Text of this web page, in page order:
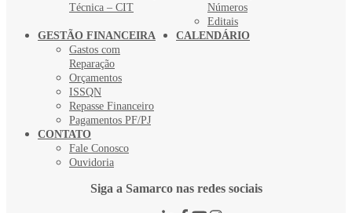
Técnica – CIT
Números
Editais
GESTÃO FINANCEIRA
Gastos com
Reparação
Orçamentos
ISSQN
Repasse Financeiro
Pagamentos PF/PJ
CALENDÁRIO
CONTATO
Fale Conosco
Ouvidoria
Siga a Samarco nas redes sociais